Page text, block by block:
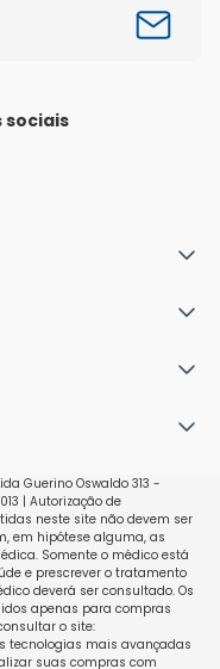
sociais
Guerino Oswaldo 313 -
| Autorização de
neste site não devem ser
em hipótese alguma, as
Somente o médico está
e prescrever o tratamento
deverá ser consultado. Os
apenas para compras
o site:
tecnologias mais avançadas
suas compras com